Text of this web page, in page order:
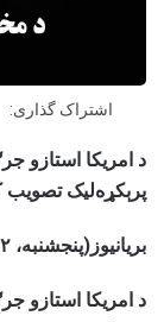
اشتراک گذاری:
د امریکا استازو
پرېکړه‌لیک تصویب
بریانیوز(پنجشنبه، ۱۲ جوزا ١٤٠٥)
د امریکا